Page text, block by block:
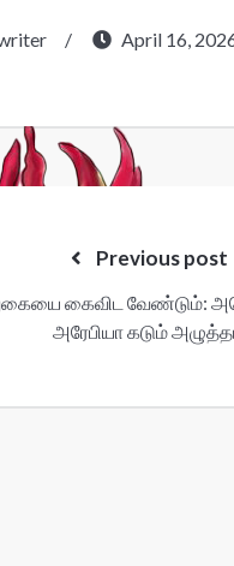
/ April 16,
Previous post
கைவிட வேண்​டும்:
அரேபியா கடும்